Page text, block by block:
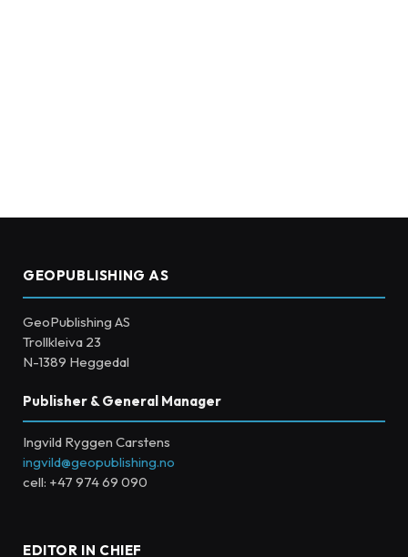
GEOPUBLISHING AS
GeoPublishing AS
Trollkleiva 23
N-1389 Heggedal
Publisher & General Manager
Ingvild Ryggen Carstens
ingvild@geopublishing.no
cell: +47 974 69 090
EDITOR IN CHIEF